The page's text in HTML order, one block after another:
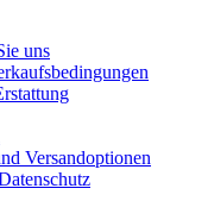
uns
Versandoptionen